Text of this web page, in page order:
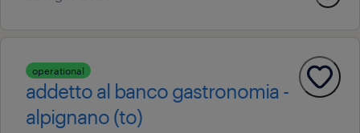
operational
addetto al banco gastronomia -
alpignano (to)